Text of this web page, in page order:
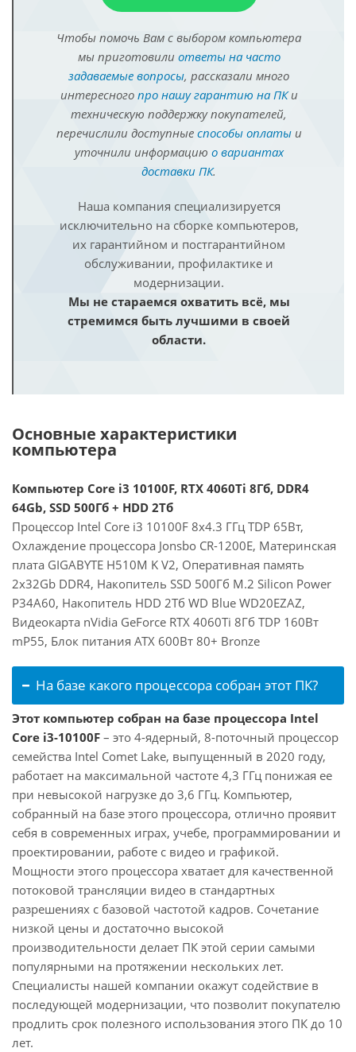
Чтобы помочь Вам с выбором компьютера
мы приготовили ответы на часто
задаваемые вопросы, рассказали много
интересного про нашу гарантию на ПКи
техническую поддержку покупателей,
перечислили доступные способы оплатыи
уточнили информацию о вариантах
доставки ПК.
Наша компания специализируется
исключительно на сборке компьютеров,
их гарантийном и постгарантийном
обслуживании, профилактике и
модернизации.
Мы не стараемся охватить всё, мы
стремимся быть лучшими в своей
области.
Основные характеристики
компьютера
Компьютер Core i3 10100F, RTX 4060Ti 8Гб, DDR4
64Gb, SSD 500Гб + HDD 2Тб
Процессор Intel Core i3 10100F 8x4.3 ГГц TDP 65Вт,
Охлаждение процессора Jonsbo CR-1200E, Материнская
плата GIGABYTE H510M K V2, Оперативная память
2x32Gb DDR4, Накопитель SSD 500Гб M.2 Silicon Power
P34A60, Накопитель HDD 2Тб WD Blue WD20EZAZ,
Видеокарта nVidia GeForce RTX 4060Ti 8Гб TDP 160Вт
mP55, Блок питания ATX 600Вт 80+ Bronze
На базе какого процессора собран этот ПК?
Этот компьютер собран на базе процессора Intel
Core i3-10100F – это 4-ядерный, 8-поточный процессор
семейства Intel Comet Lake, выпущенный в 2020 году,
работает на максимальной частоте 4,3 ГГц понижая ее
при невысокой нагрузке до 3,6 ГГц. Компьютер,
собранный на базе этого процессора, отлично проявит
себя в современных играх, учебе, программировании и
проектировании, работе с видео и графикой.
Мощности этого процессора хватает для качественной
потоковой трансляции видео в стандартных
разрешениях с базовой частотой кадров. Сочетание
низкой цены и достаточно высокой
производительности делает ПК этой серии самыми
популярными на протяжении нескольких лет.
Специалисты нашей компании окажут содействие в
последующей модернизации, что позволит покупателю
продлить срок полезного использования этого ПК до 10
лет.